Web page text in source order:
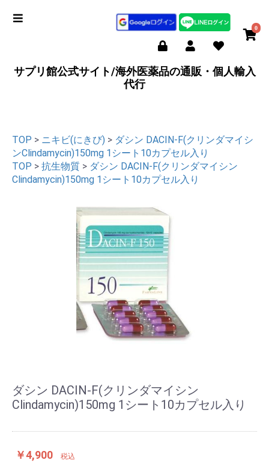
0
サプリ館公式サイト/海外医薬品の通販・個人輸入
代行
TOP > ニキビ(にきび) > ダシン DACIN-F(クリンダマイシ
ンClindamycin)150mg 1シート10カプセル入り
TOP > 抗生物質 > ダシン DACIN-F(クリンダマイシン
Clindamycin)150mg 1シート10カプセル入り
ダシン DACIN-F(クリンダマイシン
Clindamycin)150mg 1シート10カプセル入り
￥4,900 税込